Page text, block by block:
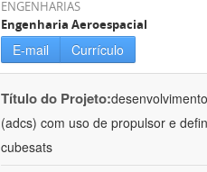
ENGENHARIAS
Engenharia Aeroespacial
E-mail Currículo
Título do Projeto:
(adcs) com uso de propulsor e
cubesats